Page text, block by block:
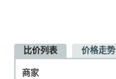
比价列表 价格走势
商家